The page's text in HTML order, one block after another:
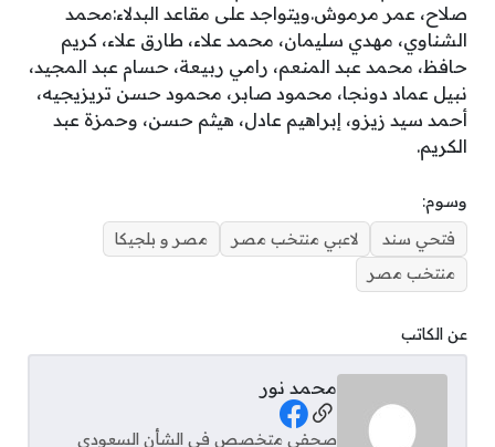
صلاح، عمر مرموش.ويتواجد على مقاعد البدلاء:محمد
الشناوي، مهدي سليمان، محمد علاء، طارق علاء، كريم
حافظ، محمد عبد المنعم، رامي ربيعة، حسام عبد المجيد،
نبيل عماد دونجا، محمود صابر، محمود حسن تريزيجيه،
أحمد سيد زيزو، إبراهيم عادل، هيثم حسن، وحمزة عبد
الكريم.
وسوم:
فتحي سند
لاعبي منتخب مصر
مصر و بلجيكا
منتخب مصر
عن الكاتب
محمد نور
Social Links
صحفي متخصص في الشأن السعودي